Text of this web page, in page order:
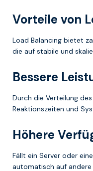
Vorteile von
Load Balancing bietet
die auf stabile und
Bessere
Durch die Verteilung
Reaktionszeiten und
Höhere
Fällt ein Server oder
automatisch auf